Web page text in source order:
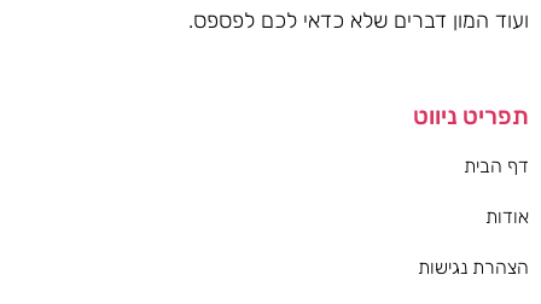
ועוד המון דברים שלא כדאי לכם לפספס.
תפריט ניווט
דף הבית
אודות
הצהרת נגישות